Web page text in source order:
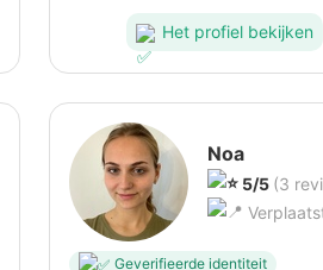
Het profiel bekijken
Noa
5/5 (3
Geverifieerde identiteit